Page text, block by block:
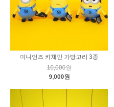
미니언즈 키체인 가방고리 3종
10,000원
9,000원